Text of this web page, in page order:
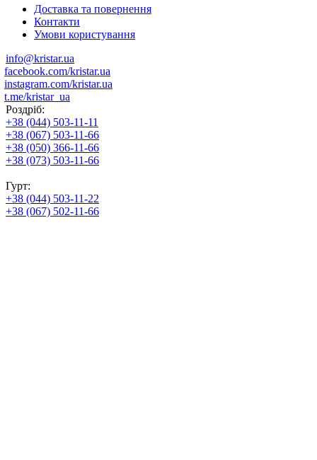
Доставка та повернення
Контакти
Умови користування
info@kristar.ua
facebook.com/kristar.ua
instagram.com/kristar.ua
t.me/kristar_ua
Роздріб:
+38 (044) 503-11-11
+38 (067) 503-11-66
+38 (050) 366-11-66
+38 (073) 503-11-66
Гурт:
+38 (044) 503-11-22
+38 (067) 502-11-66